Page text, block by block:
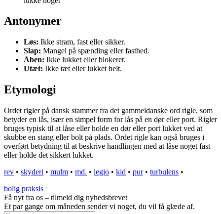
Antonymer
Løs: Ikke stram, fast eller sikker.
Slap: Mangel på spænding eller fasthed.
Åben: Ikke lukket eller blokeret.
Utæt: Ikke tæt eller lukket helt.
Etymologi
Ordet rigler på dansk stammer fra det gammeldanske ord rigle, som
betyder en lås, især en simpel form for lås på en dør eller port. Rigler
bruges typisk til at låse eller holde en dør eller port lukket ved at
skubbe en stang eller bolt på plads. Ordet rigle kan også bruges i
overført betydning til at beskrive handlingen med at låse noget fast
eller holde det sikkert lukket.
rev • skyderi • mulm • md. • legio • kid • pur• turbulens •
bolig praksis
Få nyt fra os – tilmeld dig nyhedsbrevet
Et par gange om måneden sender vi noget, du vil få glæde af.